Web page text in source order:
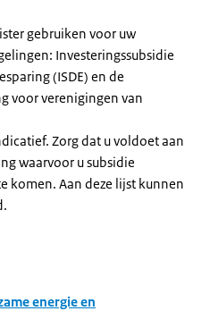
gebruiken voor uw
Investeringssubsidie
(ISDE) en de
voor verenigingen van
Zorg dat u voldoet aan
waarvoor u subsidie
komen. Aan deze lijst kunnen
energie en